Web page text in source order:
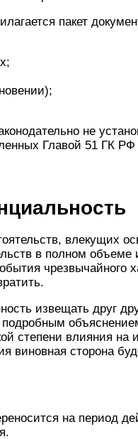
пакет
не
Главой 51 ГК
влекущих
в полном
чрезвычайного
извещать друг
степени влияния на
виновная сторона
на период